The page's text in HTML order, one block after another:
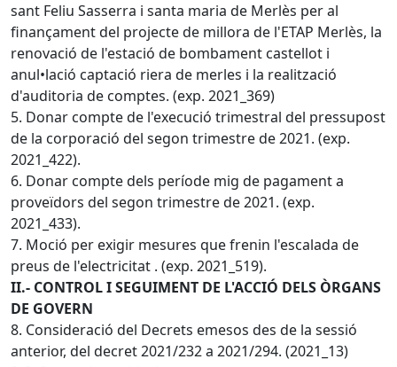
sant Feliu Sasserra i santa maria de Merlès per al
finançament del projecte de millora de l'ETAP Merlès, la
renovació de l'estació de bombament castellot i
anul•lació captació riera de merles i la realització
d'auditoria de comptes. (exp. 2021_369)
5. Donar compte de l'execució trimestral del pressupost
de la corporació del segon trimestre de 2021. (exp.
2021_422).
6. Donar compte dels període mig de pagament a
proveïdors del segon trimestre de 2021. (exp.
2021_433).
7. Moció per exigir mesures que frenin l'escalada de
preus de l'electricitat . (exp. 2021_519).
II.- CONTROL I SEGUIMENT DE L'ACCIÓ DELS ÒRGANS
DE GOVERN
8. Consideració del Decrets emesos des de la sessió
anterior, del decret 2021/232 a 2021/294. (2021_13)